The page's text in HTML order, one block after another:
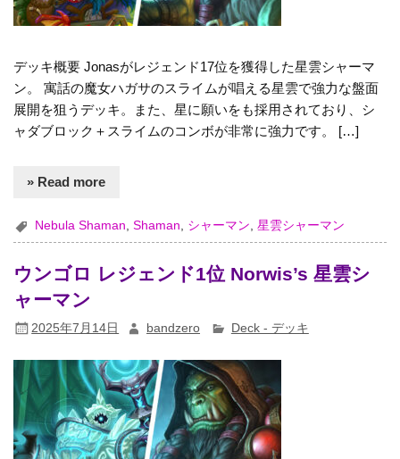
デッキ概要 Jonasがレジェンド17位を獲得した星雲シャーマ
ン。 寓話の魔女ハガサのスライムが唱える星雲で強力な盤面
展開を狙うデッキ。また、星に願いをも採用されており、シ
ャダブロック＋スライムのコンボが非常に強力です。 […]
» Read more
Nebula Shaman ,Shaman シャーマン ,星雲シャーマン
ウンゴロ レジェンド1位 Norwis’s 星雲シ
ャーマン
2025年7月14日 bandzero Deck - デッキ